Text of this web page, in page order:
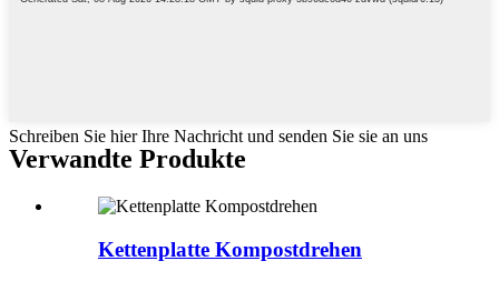
Schreiben Sie hier Ihre Nachricht und senden Sie sie an uns
Verwandte Produkte
Kettenplatte Kompostdrehen